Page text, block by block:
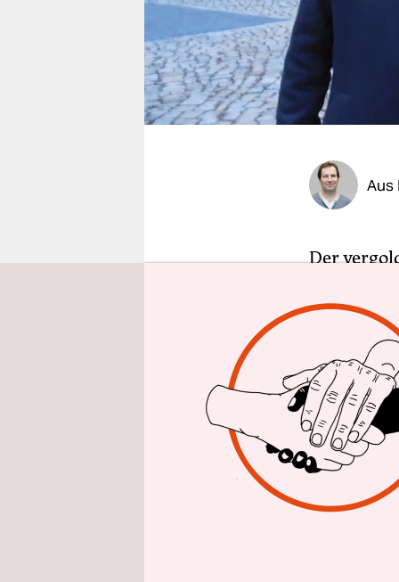
shop
fragen & hilfe
unterstützen
abo
Aus
Der
Bautzen
in der
das raue
dann weht
Budissin –
Mit